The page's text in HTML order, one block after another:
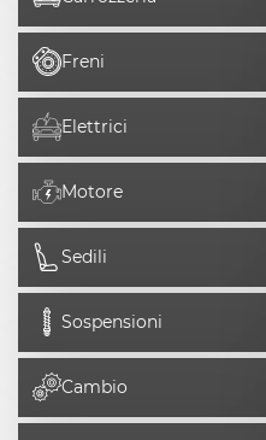
Freni
Elettrici
Motore
Sedili
Sospensioni
Cambio